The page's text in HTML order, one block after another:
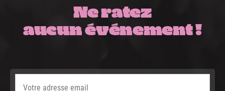
Ne ratez
aucun événement !